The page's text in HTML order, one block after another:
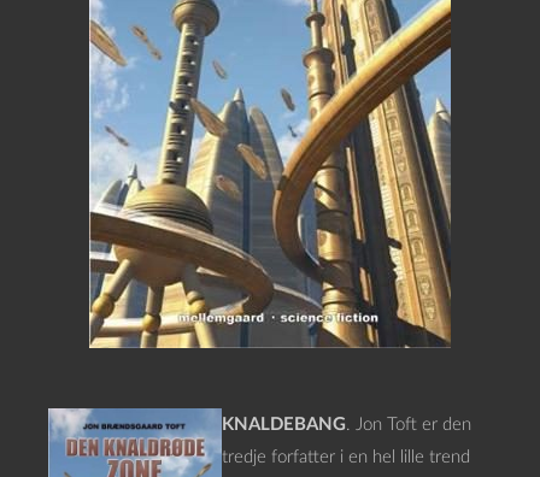
KNALDEBANG. Jon Toft er den
tredje forfatter i en hel lille trend